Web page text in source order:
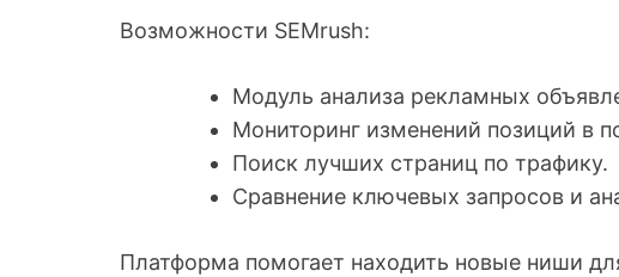
Возможности SEMrush:
Модуль анализа рекламных
Мониторинг изменений позиций в
Поиск лучших страниц по трафику.
Сравнение ключевых запросов и
Платформа помогает находить новые ниши